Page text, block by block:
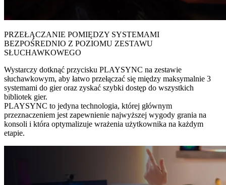
PRZEŁĄCZANIE POMIĘDZY SYSTEMAMI
BEZPOŚREDNIO Z POZIOMU ZESTAWU
SŁUCHAWKOWEGO
Wystarczy dotknąć przycisku PLAYSYNC na zestawie
słuchawkowym, aby łatwo przełączać się między maksymalnie 3
systemami do gier oraz zyskać szybki dostęp do wszystkich
bibliotek gier.
PLAYSYNC to jedyna technologia, której głównym
przeznaczeniem jest zapewnienie najwyższej wygody grania na
konsoli i która optymalizuje wrażenia użytkownika na każdym
etapie.